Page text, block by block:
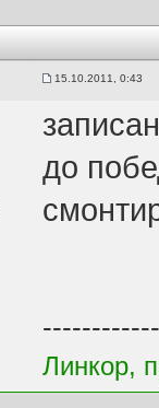
15.10.2011, 0:43
до
Линкор,